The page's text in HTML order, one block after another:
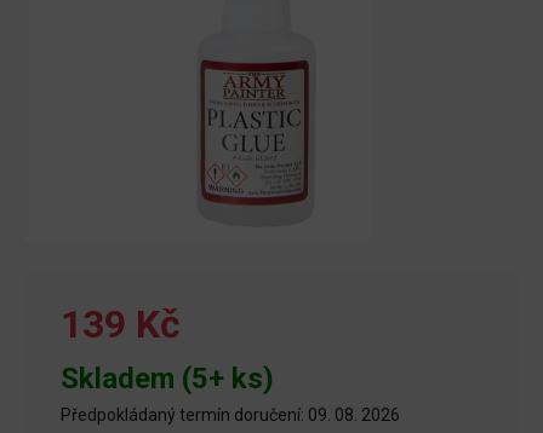
139 Kč
Skladem (5+ ks)
Předpokládaný termín doručení: 09. 08. 2026